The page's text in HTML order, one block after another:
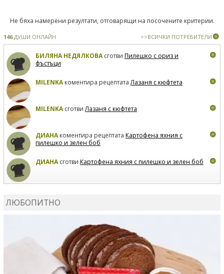
Не бяха намерени резултати, отговарящи на посочените критерии.
146ДУШИ ОНЛАЙН >>ВСИЧКИ ПОТРЕБИТЕЛИ
БИЛЯНА НЕДЯЛКОВАсготви Пилешко с ориз и
фъстъци
MILENKAкоментира рецептатаЛазаня с кюфтета
MILENKAсготвиЛазаня с кюфтета
ДИАНАкоментира рецептата Картофена яхния с
пилешко и зелен боб
ДИАНАсготви Картофена яхния с пилешко и зелен боб
ЛЮБОПИТНО